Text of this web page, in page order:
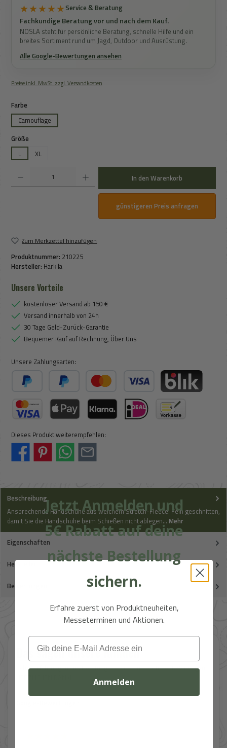
★★★★★Service & Beratung
Fachkundige Beratung vor und nach dem Kauf.
NOSLA steht für persönliche Beratung, schnelle Hilfe und ein
breites Sortiment rund um Jagd, Outdoor und Ausrüstung.
Alle Google-Bewertungen ansehen
Preise inkl. MwSt. zzgl. Versandkosten
Farbe
Camouflage
Größe
L
XL
In den Warenkorb
günstigeren Preis anfragen
Zum Merkzettel hinzufügen
Produktnummer: 210225
Hersteller: Härkila
Unsere Vorteile
kostenloser Versand ab 150 €
Versand innerhalb von 24h
30 Tage Geld-Zurück-Garantie
Bequemer Kauf auf Rechnung, Über Uns
Unsere Zahlungsarten:
Später BezahlenKredit- oder Debitkarte
Dieses Produkt weiterempfehlen:
Beschreibung
Ansprechende Handschuhe aus weichem Stretch-Fleece. Fein geschnitten,
damit Sie die Handschuhe beim Schießen nicht ablegen… Mehr
Eigenschaften
Hersteller
Bewertungen
Das sagen unsere Kunden
Echte Erfahrungen aus Beratung, Service und Sortiment. Wir sagen
★★★★★
Jetzt Anmelden und
5€ Rabatt auf deine
nächste Bestellung
sichern.
Erfahre zuerst von Produktneuheiten,
Messeterminen und Aktionen.
Anmelden